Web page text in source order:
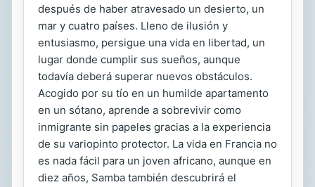
después de haber atravesado un desierto, un
mar y cuatro países. Lleno de ilusión y
entusiasmo, persigue una vida en libertad, un
lugar donde cumplir sus sueños, aunque
todavía deberá superar nuevos obstáculos.
Acogido por su tío en un humilde apartamento
en un sótano, aprende a sobrevivir como
inmigrante sin papeles gracias a la experiencia
de su variopinto protector. La vida en Francia no
es nada fácil para un joven africano, aunque en
diez años, Samba también descubrirá el